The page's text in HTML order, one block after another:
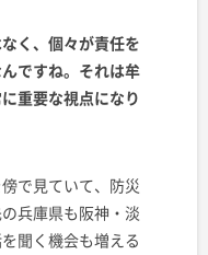
く、個々が責任を
ですね。それは牟
重要な視点になり
で見ていて、防災
兵庫県も阪神・淡
聞く機会も増える